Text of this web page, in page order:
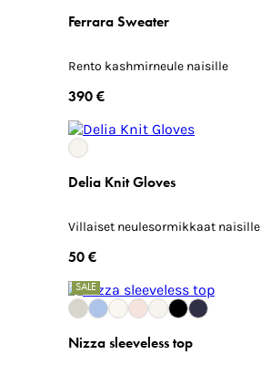
Ferrara Sweater
Rento kashmirneule naisille
390 €
Delia Knit Gloves
Villaiset neulesormikkaat naisille
50 €
SALE
Nizza sleeveless top